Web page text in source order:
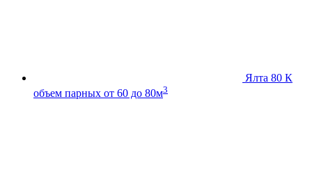
Ялта 80 К
объем парных от 60 до 80м3